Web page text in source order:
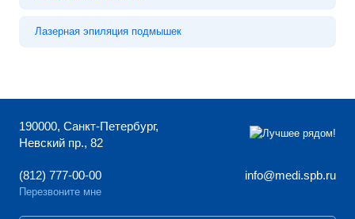
Лазерная эпиляция подмышек
190000, Санкт-Петербург,
Невский пр., 82
(812) 777-00-00
Перезвоните мне
info@medi.spb.ru